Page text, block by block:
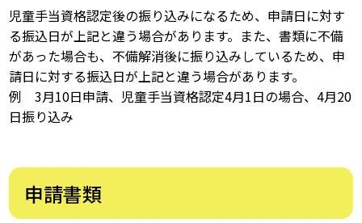
児童手当資格認定後の振り込みになるため、申請日に対す
る振込日が上記と違う場合があります。また、書類に不備
があった場合も、不備解消後に振り込みしているため、申
請日に対する振込日が上記と違う場合があります。
例 3月10日申請、児童手当資格認定4月1日の場合、4月20
日振り込み
申請書類